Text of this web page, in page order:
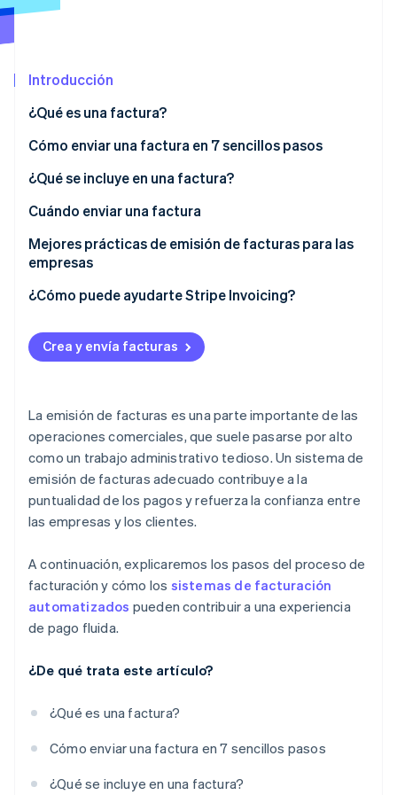
Constitución de una startup
Climate
Eliminación de dióxido de carbono
Identity
Stripe Sessions 2026
Descubre cómo Stripe está construyendo la
para la IA.
Stripe App Marketplace
Introducción
¿Qué es una factura?
Cómo enviar una factura en 7 sencillos pasos
¿Qué se incluye en una factura?
Cuándo enviar una factura
Mejores prácticas de emisión de facturas para las
empresas
¿Cómo puede ayudarte Stripe Invoicing?
Crea y envía facturas
La emisión de facturas es una parte importante de las
operaciones comerciales, que suele pasarse por alto
como un trabajo administrativo tedioso. Un sistema de
emisión de facturas adecuado contribuye a la
puntualidad de los pagos y refuerza la confianza entre
las empresas y los clientes.
A continuación, explicaremos los pasos del proceso de
facturación y cómo los sistemas de facturación
automatizados pueden contribuir a una experiencia
de pago fluida.
¿De qué trata este artículo?
¿Qué es una factura?
Cómo enviar una factura en 7 sencillos pasos
¿Qué se incluye en una factura?